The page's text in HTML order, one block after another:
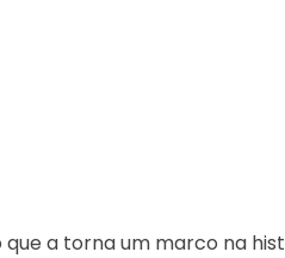
a torna um marco na